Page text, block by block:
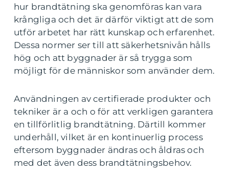
hur brandtätning ska genomföras kan vara
krångliga och det är därför viktigt att de som
utför arbetet har rätt kunskap och erfarenhet.
Dessa normer ser till att säkerhetsnivån hålls
hög och att byggnader är så trygga som
möjligt för de människor som använder dem.
Användningen av certifierade produkter och
tekniker är a och o för att verkligen garantera
en tillförlitlig brandtätning. Därtill kommer
underhåll, vilket är en kontinuerlig process
eftersom byggnader ändras och åldras och
med det även dess brandtätningsbehov.